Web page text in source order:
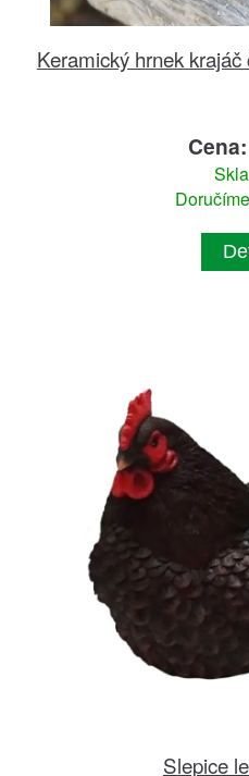
Keramický hrnek
Slepice